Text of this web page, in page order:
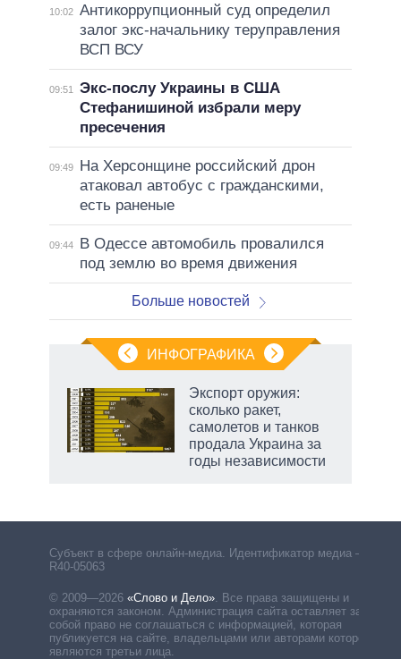
10:02 Антикоррупционный суд определил
залог экс-начальнику теруправления
ВСП ВСУ
09:51
Экс-послу Украины в США
Стефанишиной избрали меру
пресечения
09:49
На Херсонщине российский дрон
атаковал автобус с гражданскими,
есть раненые
09:44
В Одессе автомобиль провалился
под землю во время движения
Больше новостей
ИНФОГРАФИКА
Экспорт оружия:
сколько ракет,
самолетов и танков
продала Украина за
годы независимости
Субъект в сфере онлайн-медиа. Идентификатор медиа –
R40-05063
© 2009—2026 «Слово и Дело» Все права защищены и
охраняются законом. Администрация сайта оставляет за
собой право не соглашаться с информацией, которая
публикуется на сайте, владельцами или авторами которой
являются третьи лица.